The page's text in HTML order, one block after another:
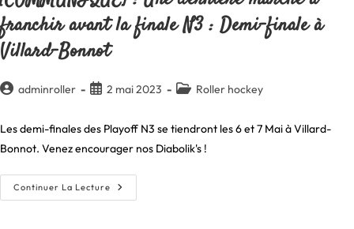
franchir avant la finale N3 : Demi-finale à
Villard-Bonnot
Auteur/autrice
la
publication :
adminroller
Publication
2 mai 2023
Post Roller hockey
Les demi-finales des Playoff N3 se tiendront les 6 et 7 Mai à Villard-
Bonnot. Venez encourager nos Diabolik's !
Continuer La Lecture [COMMUNIQUÉ]
: